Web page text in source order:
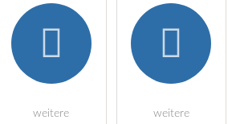
ich die .
weitere
weitere